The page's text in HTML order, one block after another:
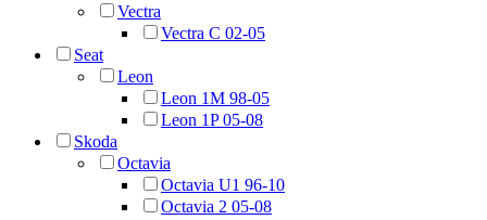
Vectra
Vectra C 02-05
Seat
Leon
Leon 1M 98-05
Leon 1P 05-08
Skoda
Octavia
Octavia U1 96-10
Octavia 2 05-08